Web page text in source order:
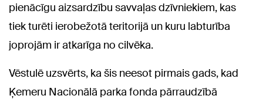
pienācīgu aizsardzību savvaļas dzīvniekiem, kas
tiek turēti ierobežotā teritorijā un kuru labturība
joprojām ir atkarīga no cilvēka.
Vēstulē uzsvērts, ka šis neesot pirmais gads, kad
Ķemeru Nacionālā parka fonda pārraudzībā